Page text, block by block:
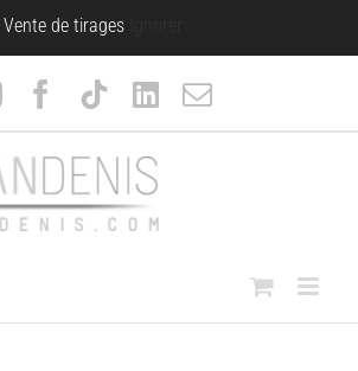
Vente de tirages
InstagramFacebook
TiktokLinkedIn
Email